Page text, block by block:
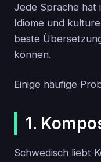
Jede Sprache hat
Idiome und
beste
können.
Einige häufige
1.
Schwedisch liebt